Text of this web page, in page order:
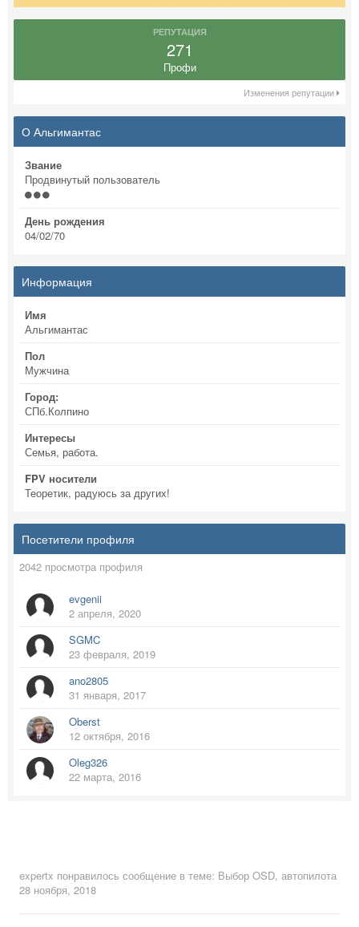
РЕПУТАЦИЯ
271
Профи
Изменения репутации
О Альгимантас
Звание
Продвинутый пользователь
День рождения
04/02/70
Информация
Имя
Альгимантас
Пол
Мужчина
Город:
СПб.Колпино
Интересы
Семья, работа.
FPV носители
Теоретик, радуюсь за других!
Посетители профиля
2042 просмотра профиля
evgenii
2 апреля, 2020
SGMC
23 февраля, 2019
ano2805
31 января, 2017
Oberst
12 октября, 2016
Oleg326
22 марта, 2016
expertx понравилось сообщение в теме: Выбор OSD, автопилота
28 ноября, 2018